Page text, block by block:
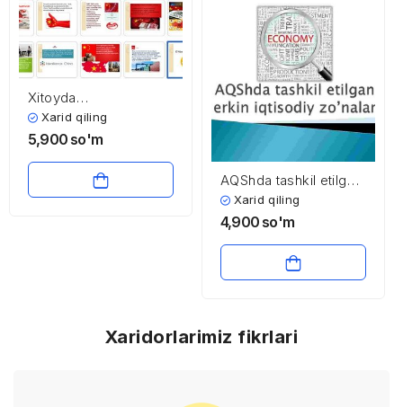
Xitoyda
standartlashtirish
Xarid qiling
5,900 so'm
AQShda tashkil etilgan
erkin iqtisodiy zo’nalar
Xarid qiling
4,900 so'm
Xaridorlarimiz fikrlari